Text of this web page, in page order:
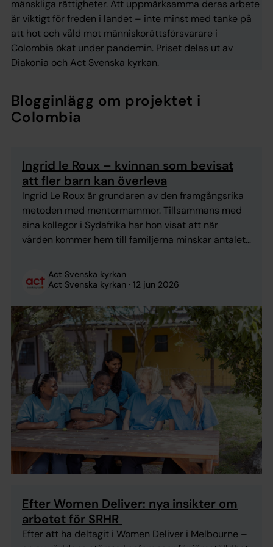
mänskliga rättigheter. Att uppmärksamma deras arbete
är viktigt för freden i landet – inte minst med tanke på
att hot och våld mot människorättsförsvarare i
Colombia ökat under pandemin. Priset delas ut av
Diakonia och Act Svenska kyrkan.
Blogginlägg om projektet i
Colombia
Ingrid le Roux – kvinnan som bevisat
att fler barn kan överleva
Ingrid Le Roux är grundaren av den framgångsrika
metoden med mentormammor. Tillsammans med
sina kollegor i Sydafrika har hon visat att när
vården kommer hem till familjerna minskar antalet
rest till Sydafrika för att under några dagar
dokumentera de fantastiska insatser som Act
Act Svenska kyrkan
Act Svenska kyrkan
12 jun 2026
Efter Women Deliver: nya insikter om
arbetet för SRHR
Efter att ha deltagit i Women Deliver i Melbourne –